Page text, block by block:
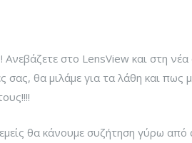
στο LensView και στη
σας, θα μιλάμε για τα λάθη και πως
θα κάνουμε συζήτηση γύρω